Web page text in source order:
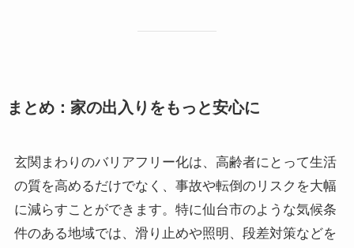
まとめ：家の出入りをもっと安心に
玄関まわりのバリアフリー化は、高齢者にとって生活
の質を高めるだけでなく、事故や転倒のリスクを大幅
に減らすことができます。特に仙台市のような気候条
件のある地域では、滑り止めや照明、段差対策などを